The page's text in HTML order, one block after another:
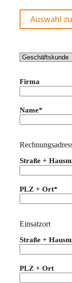
Auswahl
Firma
Name*
Straße +
PLZ + Ort*
Einsatzort
Straße +
PLZ + Ort